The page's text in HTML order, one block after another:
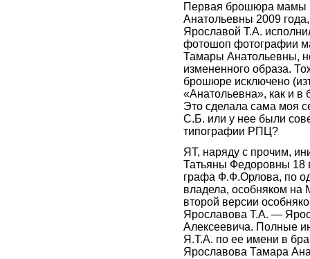
Первая брошюра мамы
Анатольевны 2009
Ярославой Т.А.
фотошоп фотографии
Тамары Анатольевны,
измененного образа.
брошюре исключено
«Анатольевна», как и
Это сделала сама моя
С.Б. или у нее были
типографии РПЦ?
ЯТ, наряду с прочим,
Татьяны Федоровны 18
графа Ф.Ф.Орлова, по
владела, особняком на
второй версии
Ярославова Т.А. —
Алексеевича. Полные
Я.Т.А. по ее имени в
Ярославова Тамара